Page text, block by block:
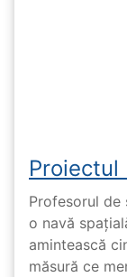
Proiectul
Profesorul de
o navă
amintească
măsură ce